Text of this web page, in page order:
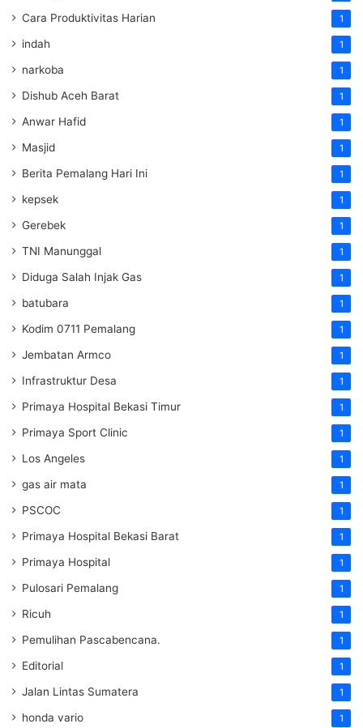
Cara Produktivitas Harian 1
indah 1
narkoba 1
Dishub Aceh Barat 1
Anwar Hafid 1
Masjid 1
Berita Pemalang Hari Ini 1
kepsek 1
Gerebek 1
TNI Manunggal 1
Diduga Salah Injak Gas 1
batubara 1
Kodim 0711 Pemalang 1
Jembatan Armco 1
Infrastruktur Desa 1
Primaya Hospital Bekasi Timur 1
Primaya Sport Clinic 1
Los Angeles 1
gas air mata 1
PSCOC 1
Primaya Hospital Bekasi Barat 1
Primaya Hospital 1
Pulosari Pemalang 1
Ricuh 1
Pemulihan Pascabencana. 1
Editorial 1
Jalan Lintas Sumatera 1
honda vario 1